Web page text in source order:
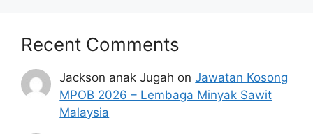
Recent Comments
Jackson anak Jugah onJawatan Kosong
MPOB 2026 – Lembaga Minyak Sawit
Malaysia